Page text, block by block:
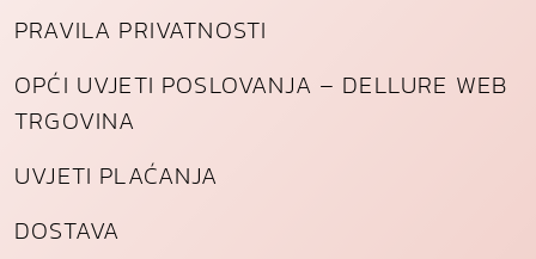
PRAVILA PRIVATNOSTI
OPĆI UVJETI POSLOVANJA – DELLURE WEB
TRGOVINA
UVJETI PLAĆANJA
DOSTAVA